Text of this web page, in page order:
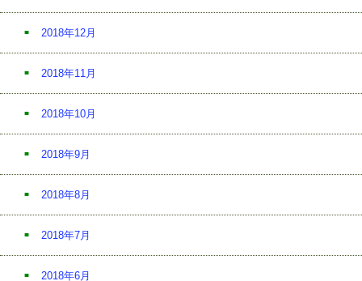
2018年12月
2018年11月
2018年10月
2018年9月
2018年8月
2018年7月
2018年6月